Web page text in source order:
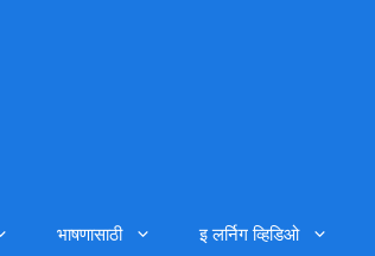
भाषणासाठी इ लर्निग व्हिडिओ